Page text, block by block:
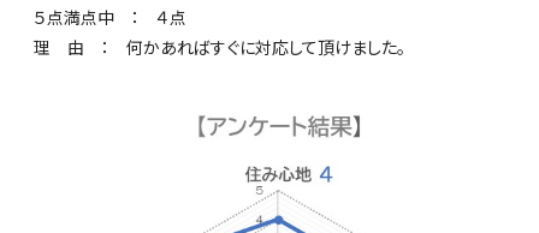
５点満点中 ： ４点
理 由 ： 何かあればすぐに対応して頂けました。